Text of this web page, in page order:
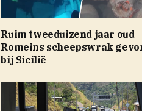
Ruim tweeduizend jaar oud
Romeins scheepswrak
bij Sicilië